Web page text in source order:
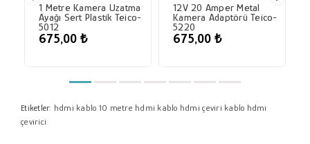
1 Metre Kamera Uzatma
Ayağı Sert Plastik Teico-
5012
675,00 ₺
12V 20 Amper Metal
Kamera Adaptörü Teico-
5220
675,00 ₺
Etiketler: hdmi kablo 10 metre hdmi kablo hdmi çeviri kablo hdmi
çevirici